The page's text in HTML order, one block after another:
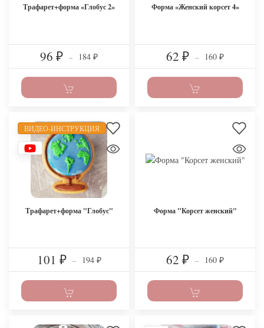
Трафарет+форма «Глобус 2»
96 ₽ – 184 ₽
Форма «Женский корсет 4»
62 ₽ – 160 ₽
ВИДЕО-ИНСТРУКЦИЯ
Трафарет+форма "Глобус"
101 ₽ – 194 ₽
Форма "Корсет женский"
62 ₽ – 160 ₽